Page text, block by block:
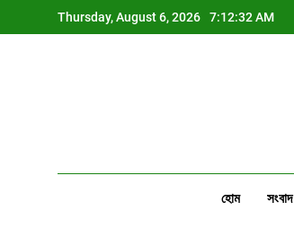
to
Thursday, August 6, 2026 7:12:33 AM
হোম সংবাদ